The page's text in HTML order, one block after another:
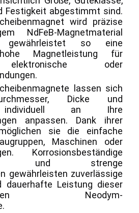
Festigkeit abgestimmt sind.
wird präzise
NdFeB-Magnetmaterial
so eine
Magnetleistung für
elektronische oder
lassen sich
Dicke und
individuell an Ihre
anpassen. Dank ihrer
sie die einfache
Maschinen oder
Korrosionsbeständige
und strenge
gewährleisten zuverlässige
dauerhafte Leistung dieser
Neodym-